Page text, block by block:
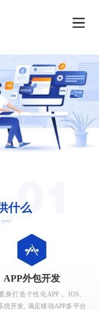
什么
provide for you?
APP外包开发
身打造个性化APP， IOS、
统开发, 满足移动APP多平台